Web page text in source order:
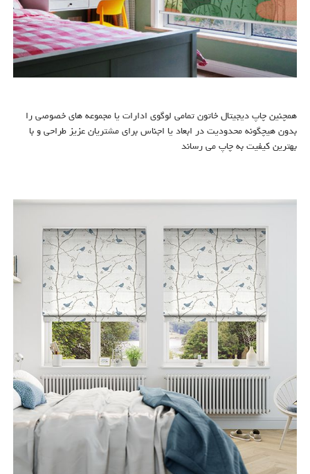
همچنین چاپ دیجیتال خاتون تمامی لوگوی ادارات یا مجموعه های خصوصی را
بدون هیچگونه محدودیت در ابعاد یا اجناس برای مشتریان عزیز طراحی و با
بهترین کیفیت به چاپ می رساند